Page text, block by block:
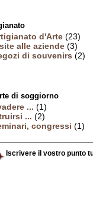
d'Arte (23)
alle aziende (3)
di souvenirs (2)
di soggiorno
... (1)
... (2)
congressi (1)
Iscrivere il vostro punto